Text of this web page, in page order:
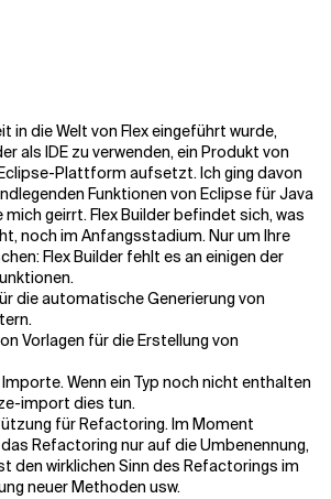
in die Welt von Flex eingeführt wurde,
als IDE zu verwenden, ein Produkt von
Plattform aufsetzt. Ich ging davon
Funktionen von Eclipse für Java
geirrt. Flex Builder befindet sich, was
noch im Anfangsstadium. Nur um Ihre
Flex Builder fehlt es an einigen der
die automatische Generierung von
Vorlagen für die Erstellung von
Wenn ein Typ noch nicht enthalten
import dies tun.
für Refactoring. Im Moment
Refactoring nur auf die Umbenennung,
den wirklichen Sinn des Refactorings im
neuer Methoden usw.